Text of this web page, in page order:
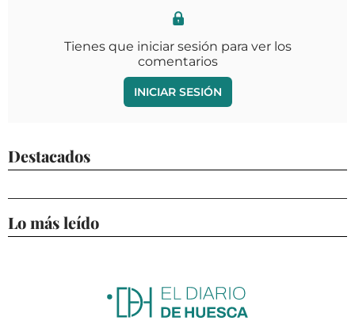
Tienes que iniciar sesión para ver los
comentarios
INICIAR SESIÓN
Destacados
Lo más leído